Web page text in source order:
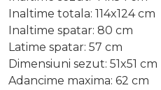
Inaltime totala: 114x124 cm
Inaltime spatar: 80 cm
Latime spatar: 57 cm
Dimensiuni sezut: 51x51 cm
Adancime maxima: 62 cm